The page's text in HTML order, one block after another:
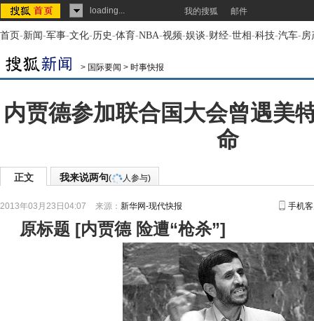
loading... 我的搜狐 邮件
首页-新闻-军事-文化-历史-体育-NBA-视频-娱谈-财经-世相-科技-汽车-房
> 国际要闻 > 时事快报
内贾德参加联合国大会曾遇美
命
正文 我来说两句( 人参与)
2013年03月23日04:07 来源： 新华网-现代快报 手机
原标题 [内贾德 险遭“枪杀”]